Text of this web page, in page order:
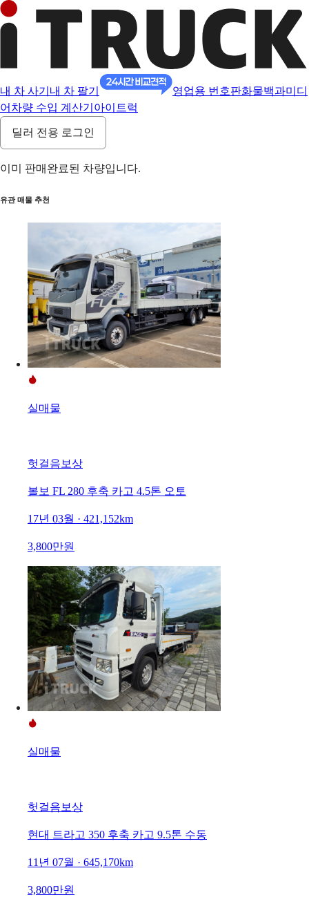
내 차 사기 내 차 팔기 영업용 번호판화물백과미디
어 차량 수입 계산기 아이트럭
딜러 전용 로그인
이미 판매완료된 차량입니다.
유관 매물 추천
실매물
헛걸음보상
볼보 FL 280 후축 카고 4.5톤 오토
17년 03월 · 421,152km
3,800만원
실매물
헛걸음보상
현대 트라고 350 후축 카고 9.5톤 수동
11년 07월 · 645,170km
3,800만원